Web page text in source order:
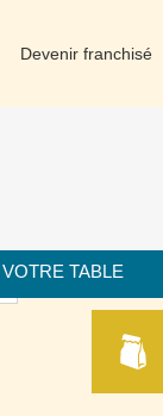
Devenir franchisé
VOTRE TABLE